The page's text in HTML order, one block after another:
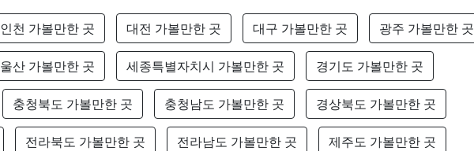
인천 가볼만한 곳 대전 가볼만한 곳 대구 가볼만한 곳 광주 가볼만한 곳
울산 가볼만한 곳 세종특별자치시 가볼만한 곳 경기도 가볼만한 곳
충청북도 가볼만한 곳 충청남도 가볼만한 곳 경상북도 가볼만한 곳
전라북도 가볼만한 곳 전라남도 가볼만한 곳 제주도 가볼만한 곳